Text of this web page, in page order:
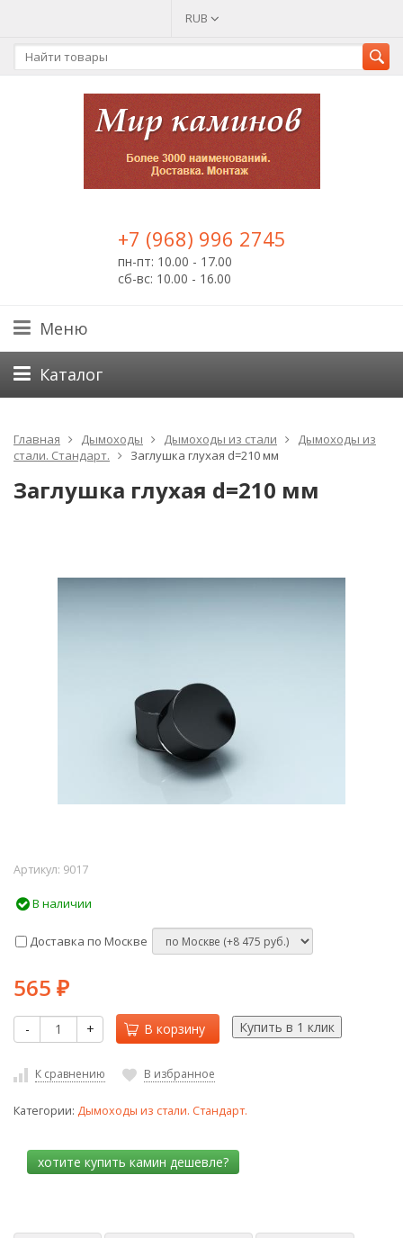
RUB
+7 (968) 996 2745
пн-пт: 10.00 - 17.00
сб-вс: 10.00 - 16.00
Меню
Каталог
Главная Дымоходы Дымоходы из стали
Дымоходы из
стали. Стандарт.
Заглушка глухая d=210 мм
Заглушка глухая d=210 мм
Артикул: 9017
В наличии
Доставка по Москве
565 ₽
- + В корзину
К сравнению В избранное
Категории: Дымоходы из стали. Стандарт.